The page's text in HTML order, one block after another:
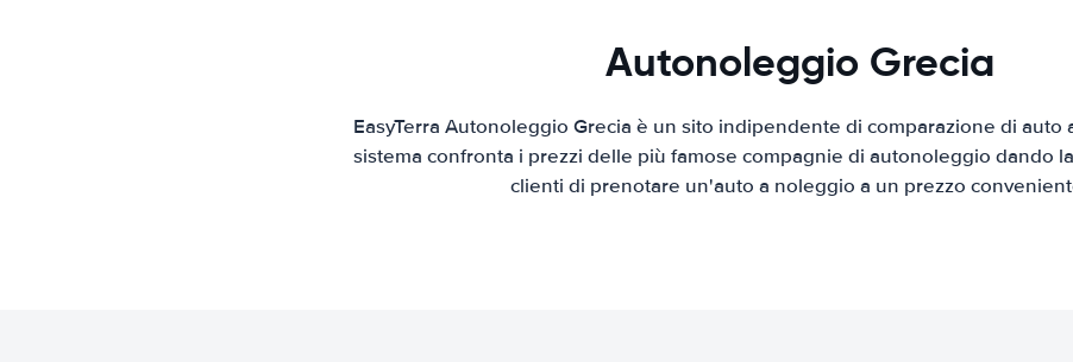
Autonoleggio Grecia
EasyTerra Autonoleggio Grecia è un sito indipendente di comparazione di auto
sistema confronta i prezzi delle più famose compagnie di autonoleggio dando
clienti di prenotare un'auto a noleggio a un prezzo